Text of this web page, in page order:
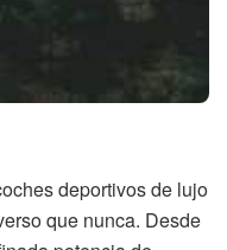
deportivos de lujo
que nunca. Desde